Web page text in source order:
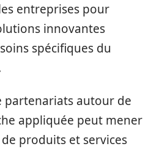
entreprises pour
innovantes
spécifiques du
partenariats autour de
appliquée peut mener
produits et services